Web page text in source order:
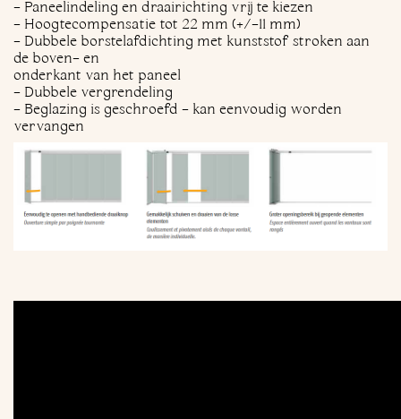
- Paneelindeling en draairichting vrij te kiezen
- Hoogtecompensatie tot 22 mm (+/-11 mm)
- Dubbele borstelafdichting met kunststof stroken aan
de boven- en
onderkant van het paneel
- Dubbele vergrendeling
- Beglazing is geschroefd - kan eenvoudig worden
vervangen